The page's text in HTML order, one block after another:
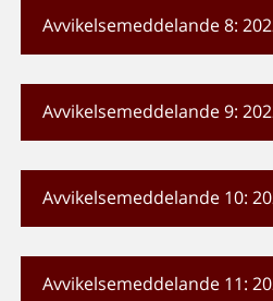
Avvikelsemeddelande 8:
Avvikelsemeddelande 9:
Avvikelsemeddelande 10:
Avvikelsemeddelande 11: